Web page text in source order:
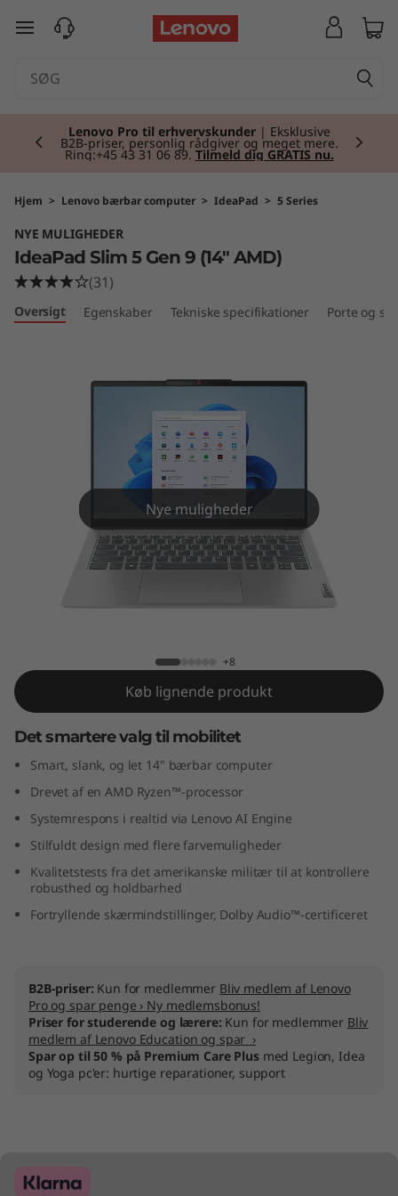
a
d
S
4
A
M
D
spring til hovedindhold
Lenovo Pro til erhvervskunder| Eksklusive
B2B-priser, personlig rådgiver og meget mere.
Ring:+45 43 31 06 89. Tilmeld dig GRATIS nu.
Currently displaying item 2 of 2
Hjem > Lenovo bærbar computer > IdeaPad > 5 Series
NYE MULIGHEDER
IdeaPad Slim 5 Gen 9 (14" AMD)
(31)
Oversigt Egenskaber Tekniske specifikationer Porte og
Nye muligheder
+8
Køb lignende produkt
Det smartere valg til mobilitet
Smart, slank, og let 14" bærbar computer
Drevet af en AMD Ryzen™-processor
Systemrespons i realtid via Lenovo AI Engine
Stilfuldt design med flere farvemuligheder
Kvalitetstests fra det amerikanske militær til at kontrollere
robusthed og holdbarhed
Fortryllende skærmindstillinger, Dolby Audio™-certificeret
B2B-priser: Kun for medlemmer Bliv medlem af Lenovo
Pro og spar penge › Ny medlemsbonus!
Priser for studerende og lærere: Kun for medlemmer Bliv
medlem af Lenovo Education og spar ›
Spar op til 50 % på Premium Care Plusmed Legion, Idea
og Yoga pc'er: hurtige reparationer, support